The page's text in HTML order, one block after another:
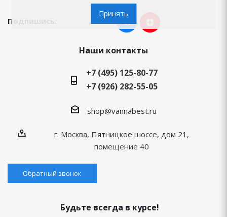
Подпишись:
Наши контакты
+7 (495) 125-80-77
+7 (926) 282-55-05
shop@vannabest.ru
г. Москва, Пятницкое шоссе, дом 21,
помещение 40
Обратный звонок
Будьте всегда в курсе!
Принять